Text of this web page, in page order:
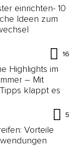
einrichten- 10
Ideen zum
16
Highlights im
– Mit
klappt es
5
Vorteile